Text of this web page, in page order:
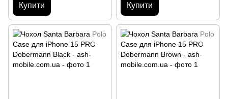
Купити Купити